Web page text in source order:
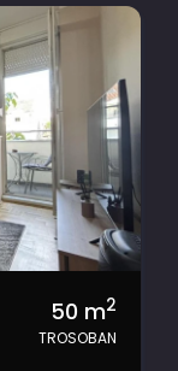
50 m2
TROSOBAN